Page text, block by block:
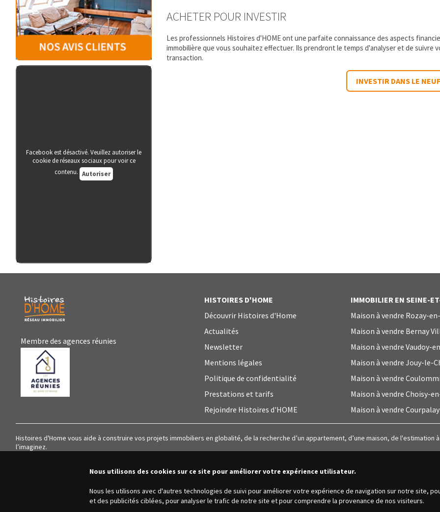
Facebook est désactivé. Veuillez autoriser le
cookie de réseaux sociaux pour voir ce
contenu. Autoriser
ACHETER POUR INVESTIR
Les professionnels Histoires d'HOME ont une parfaite connaissance des aspects
immobilière que vous souhaitez effectuer. Ils prendront le temps d'analyser et de
transaction.
INVESTIR DANS LE NEUF
Membre des agences réunies
HISTOIRES D'HOME
Découvrir Histoires d'Home
Actualités
Newsletter
Mentions légales
Politique de confidentialité
Prestations et tarifs
Rejoindre Histoires d'HOME
IMMOBILIER EN SEINE-
Maison à vendre Rozay-
Maison à vendre Bernay
Maison à vendre Vaudoy-
Maison à vendre Jouy-le-
Maison à vendre
Maison à vendre Choisy-
Maison à vendre Courpalay
Histoires d'Home vous aide à construire vos projets immobiliers en globalité, de la recherche d’un appartement, d’une maison, de l'estimation
l’imaginez.
Nous utilisons des cookies sur ce site pour améliorer votre expérience utilisateur.
Nous les utilisons avec d'autres technologies de suivi pour améliorer votre expérience de navigation sur notre site,
et des publicités ciblées, pour analyser le trafic de notre site et pour comprendre la provenance de nos visiteurs.